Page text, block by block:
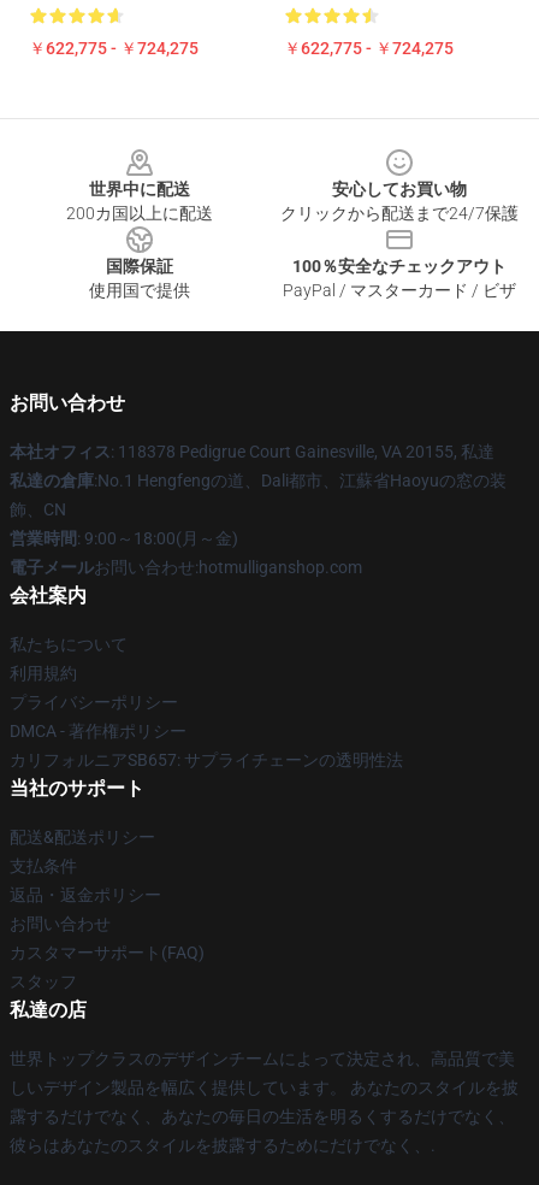
￥622,775 - ￥724,275 ￥622,775 - ￥724,275
世界中に配送
200カ国以上に配送
安心してお買い物
クリックから配送まで24/7保護
国際保証
使用国で提供
100％安全なチェックアウト
PayPal / マスターカード / ビザ
お問い合わせ
本社オフィス: 118378 Pedigrue Court Gainesville, VA 20155, 私達
私達の倉庫:No.1 Hengfengの道、Dali都市、江蘇省Haoyuの窓の装
飾、CN
営業時間: 9:00～18:00(月～金)
電子メールお問い合わせ:hotmulliganshop.com
会社案内
私たちについて
利用規約
プライバシーポリシー
DMCA - 著作権ポリシー
カリフォルニアSB657: サプライチェーンの透明性法
当社のサポート
配送&配送ポリシー
支払条件
返品・返金ポリシー
お問い合わせ
カスタマーサポート(FAQ)
スタッフ
私達の店
世界トップクラスのデザインチームによって決定され、高品質で美
しいデザイン製品を幅広く提供しています。 あなたのスタイルを披
露するだけでなく、あなたの毎日の生活を明るくするだけでなく、
彼らはあなたのスタイルを披露するためにだけでなく、.